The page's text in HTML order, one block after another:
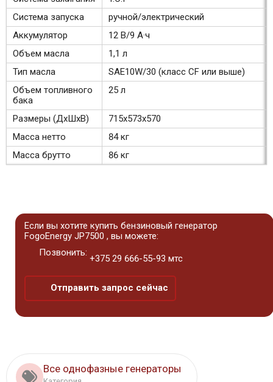
Система запуска
ручной/электрический
Аккумулятор
12 В/9 А·ч
Объем масла
1,1 л
Тип масла
SAE10W/30 (класс CF или выше)
Объем топливного
бака
25 л
Размеры (ДхШхВ)
715х573х570
Масса нетто
84 кг
Масса брутто
86 кг
Если вы хотите купить бензиновый генератор
FogoEnergy JP7500 , вы можете:
Позвонить:
+375 29 666-55-93 мтс
Отправить запрос сейчас
Все однофазные генераторы